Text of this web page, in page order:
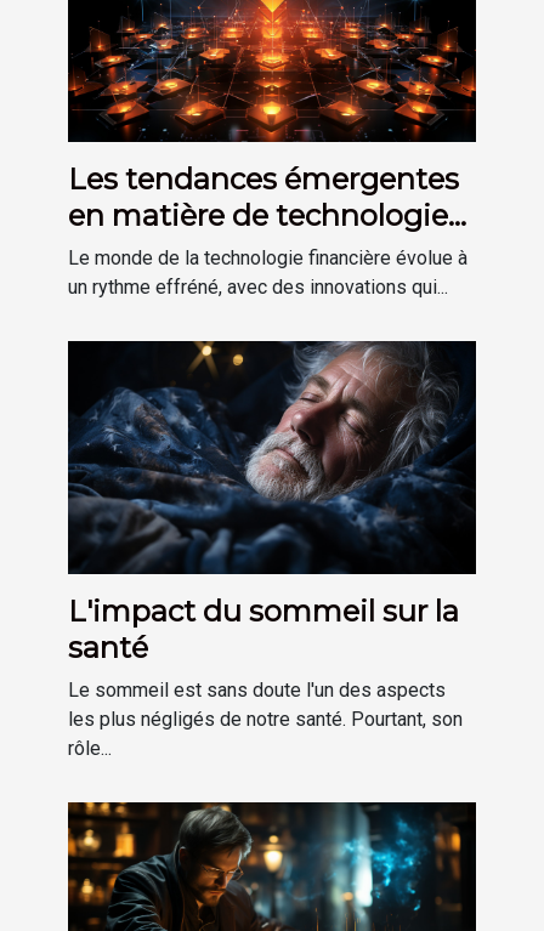
Les tendances émergentes
en matière de technologie
financière
Le monde de la technologie financière évolue à
un rythme effréné, avec des innovations qui...
L'impact du sommeil sur la
santé
Le sommeil est sans doute l'un des aspects
les plus négligés de notre santé. Pourtant, son
rôle...